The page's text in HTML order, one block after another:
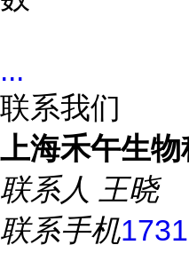
...
联系我们
上海禾午生物
联系人 王晓
联系手机